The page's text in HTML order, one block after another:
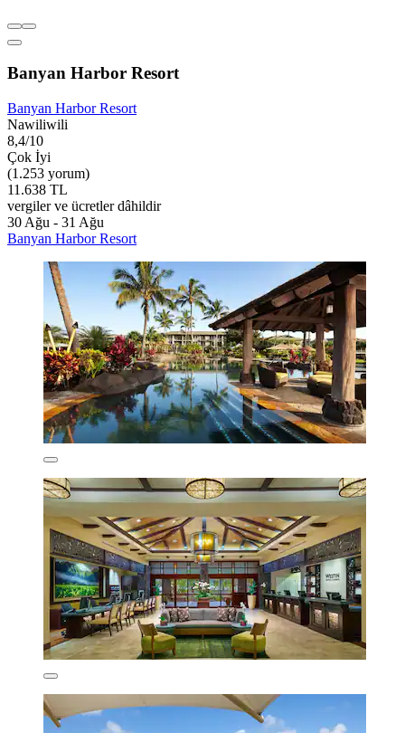
Banyan Harbor Resort
Banyan Harbor Resort
Nawiliwili
8,4/10
Çok İyi
(1.253 yorum)
11.638 TL
vergiler ve ücretler dâhildir
30 Ağu - 31 Ağu
Banyan Harbor Resort